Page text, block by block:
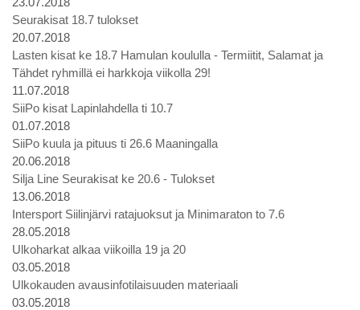
Seurakisat 18.7 tulokset
20.07.2018
Lasten kisat ke 18.7 Hamulan koululla - Termiitit, Salamat ja
Tähdet ryhmillä ei harkkoja viikolla 29!
11.07.2018
SiiPo kisat Lapinlahdella ti 10.7
01.07.2018
SiiPo kuula ja pituus ti 26.6 Maaningalla
20.06.2018
Silja Line Seurakisat ke 20.6 - Tulokset
13.06.2018
Intersport Siilinjärvi ratajuoksut ja Minimaraton to 7.6
28.05.2018
Ulkoharkat alkaa viikoilla 19 ja 20
03.05.2018
Ulkokauden avausinfotilaisuuden materiaali
03.05.2018